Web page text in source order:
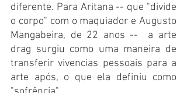
diferente. Para Aritana -- que "divide
o corpo" com o maquiador e Augusto
Mangabeira, de 22 anos --  a arte
drag surgiu como uma maneira de
transferir vivencias pessoais para a
arte após, o que ela definiu como